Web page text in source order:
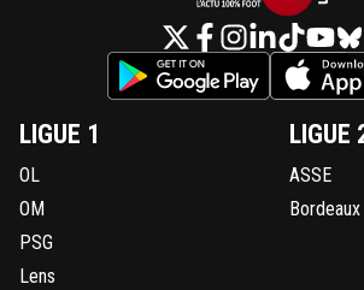
LIGUE 1
OL
OM
PSG
Lens
LIGUE
ASSE
Bordeaux